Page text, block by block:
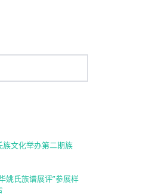
文化举办第二期族
姚氏族谱展评”参展样